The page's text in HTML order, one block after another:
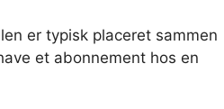
er typisk placeret sammen
et abonnement hos en